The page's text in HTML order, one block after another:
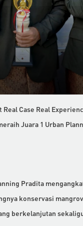
Case Real
Juara 1 Urban
Pradita
konservasi
berkelanjutan